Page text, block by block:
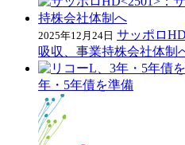
2025年12月24日 サッポロ
吸収、事業持株会社体制
年・5年債を準備